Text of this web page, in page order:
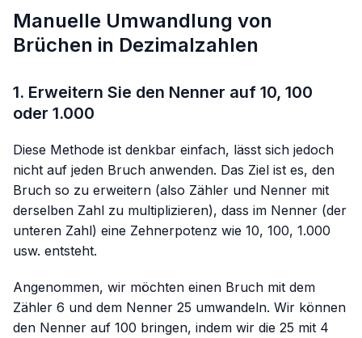
Manuelle Umwandlung von
Brüchen in Dezimalzahlen
1. Erweitern Sie den Nenner auf 10, 100
oder 1.000
Diese Methode ist denkbar einfach, lässt sich jedoch
nicht auf jeden Bruch anwenden. Das Ziel ist es, den
Bruch so zu erweitern (also Zähler und Nenner mit
derselben Zahl zu multiplizieren), dass im Nenner (der
unteren Zahl) eine Zehnerpotenz wie 10, 100, 1.000
usw. entsteht.
Angenommen, wir möchten einen Bruch mit dem
Zähler 6 und dem Nenner 25 umwandeln. Wir können
den Nenner auf 100 bringen, indem wir die 25 mit 4